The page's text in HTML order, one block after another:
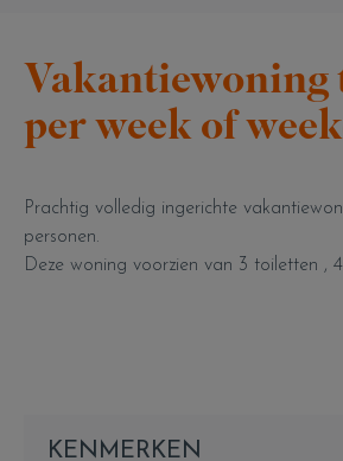
per week of
Prachtig volledig ingerichte
personen.
Deze woning voorzien van 3 toiletten ,
boxspring bedden, 2 badkamers ,
KENMERKEN